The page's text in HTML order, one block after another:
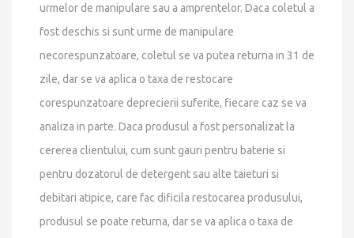
urmelor de manipulare sau a amprentelor. Daca coletul a
fost deschis si sunt urme de manipulare
necorespunzatoare, coletul se va putea returna in 31 de
zile, dar se va aplica o taxa de restocare
corespunzatoare deprecierii suferite, fiecare caz se va
analiza in parte. Daca produsul a fost personalizat la
cererea clientului, cum sunt gauri pentru baterie si
pentru dozatorul de detergent sau alte taieturi si
debitari atipice, care fac dificila restocarea produsului,
produsul se poate returna, dar se va aplica o taxa de